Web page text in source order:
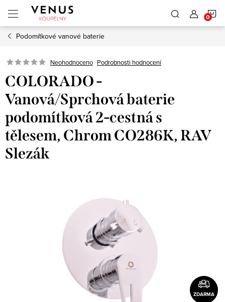
obsah
Podomítkové vanové baterie
Neohodnoceno Podrobnosti hodnocení
COLORADO -
Vanová/Sprchová baterie
podomítková 2-cestná s
tělesem, Chrom CO286K, RAV
Slezák
ZDARMA